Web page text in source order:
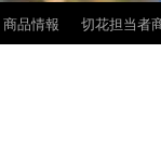
商品情報 切花担当者